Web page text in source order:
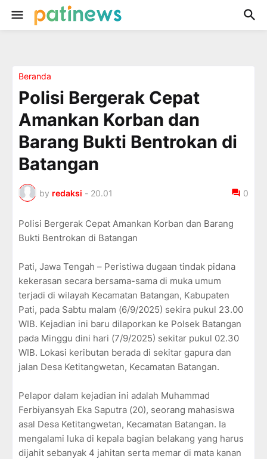
Beranda
Polisi Bergerak Cepat
Amankan Korban dan
Barang Bukti Bentrokan di
Batangan
by redaksi - 20.01 0
Polisi Bergerak Cepat Amankan Korban dan Barang
Bukti Bentrokan di Batangan
Pati, Jawa Tengah – Peristiwa dugaan tindak pidana
kekerasan secara bersama-sama di muka umum
terjadi di wilayah Kecamatan Batangan, Kabupaten
Pati, pada Sabtu malam (6/9/2025) sekira pukul 23.00
WIB. Kejadian ini baru dilaporkan ke Polsek Batangan
pada Minggu dini hari (7/9/2025) sekitar pukul 02.30
WIB. Lokasi keributan berada di sekitar gapura dan
jalan Desa Ketitangwetan, Kecamatan Batangan.
Pelapor dalam kejadian ini adalah Muhammad
Ferbiyansyah Eka Saputra (20), seorang mahasiswa
asal Desa Ketitangwetan, Kecamatan Batangan. Ia
mengalami luka di kepala bagian belakang yang harus
dijahit sebanyak 4 jahitan serta memar di mata kanan